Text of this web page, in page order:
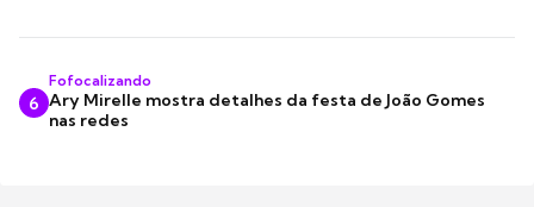
6
Fofocalizando
Ary Mirelle mostra detalhes da festa de João Gomes
nas redes